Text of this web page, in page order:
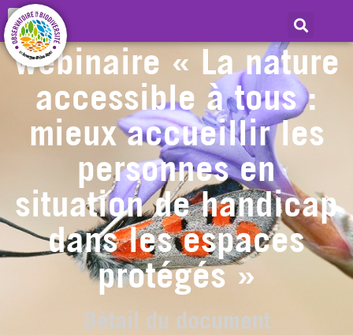
Présentations du
webinaire « La nature
accessible à tous :
mieux accueillir les
personnes en
situation de handicap
dans les espaces
protégés »
Détail du document